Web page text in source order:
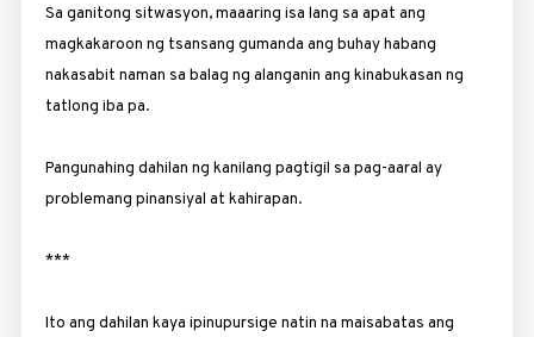
Sa ganitong sitwasyon, maaaring isa lang sa apat ang
magkakaroon ng tsansang gumanda ang buhay habang
nakasabit naman sa balag ng alanganin ang kinabukasan ng
tatlong iba pa.
Pangunahing dahilan ng kanilang pagtigil sa pag-aaral ay
problemang pinansiyal at kahirapan.
***
Ito ang dahilan kaya ipinupursige natin na maisabatas ang